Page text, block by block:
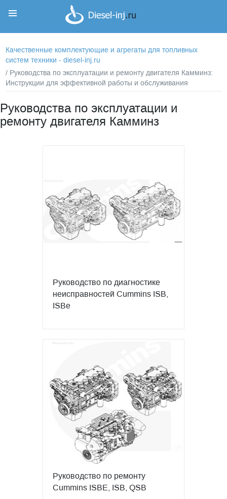
Качественные комплектующие и агрегаты для топливных
систем техники - diesel-inj.ru
/ Руководства по эксплуатации и ремонту двигателя Камминз:
Инструкции для эффективной работы и обслуживания
Руководства по эксплуатации и
ремонту двигателя Камминз
Руководство по диагностике
неисправностей Cummins ISB,
ISBe
Руководство по ремонту
Cummins ISBE, ISB, QSB